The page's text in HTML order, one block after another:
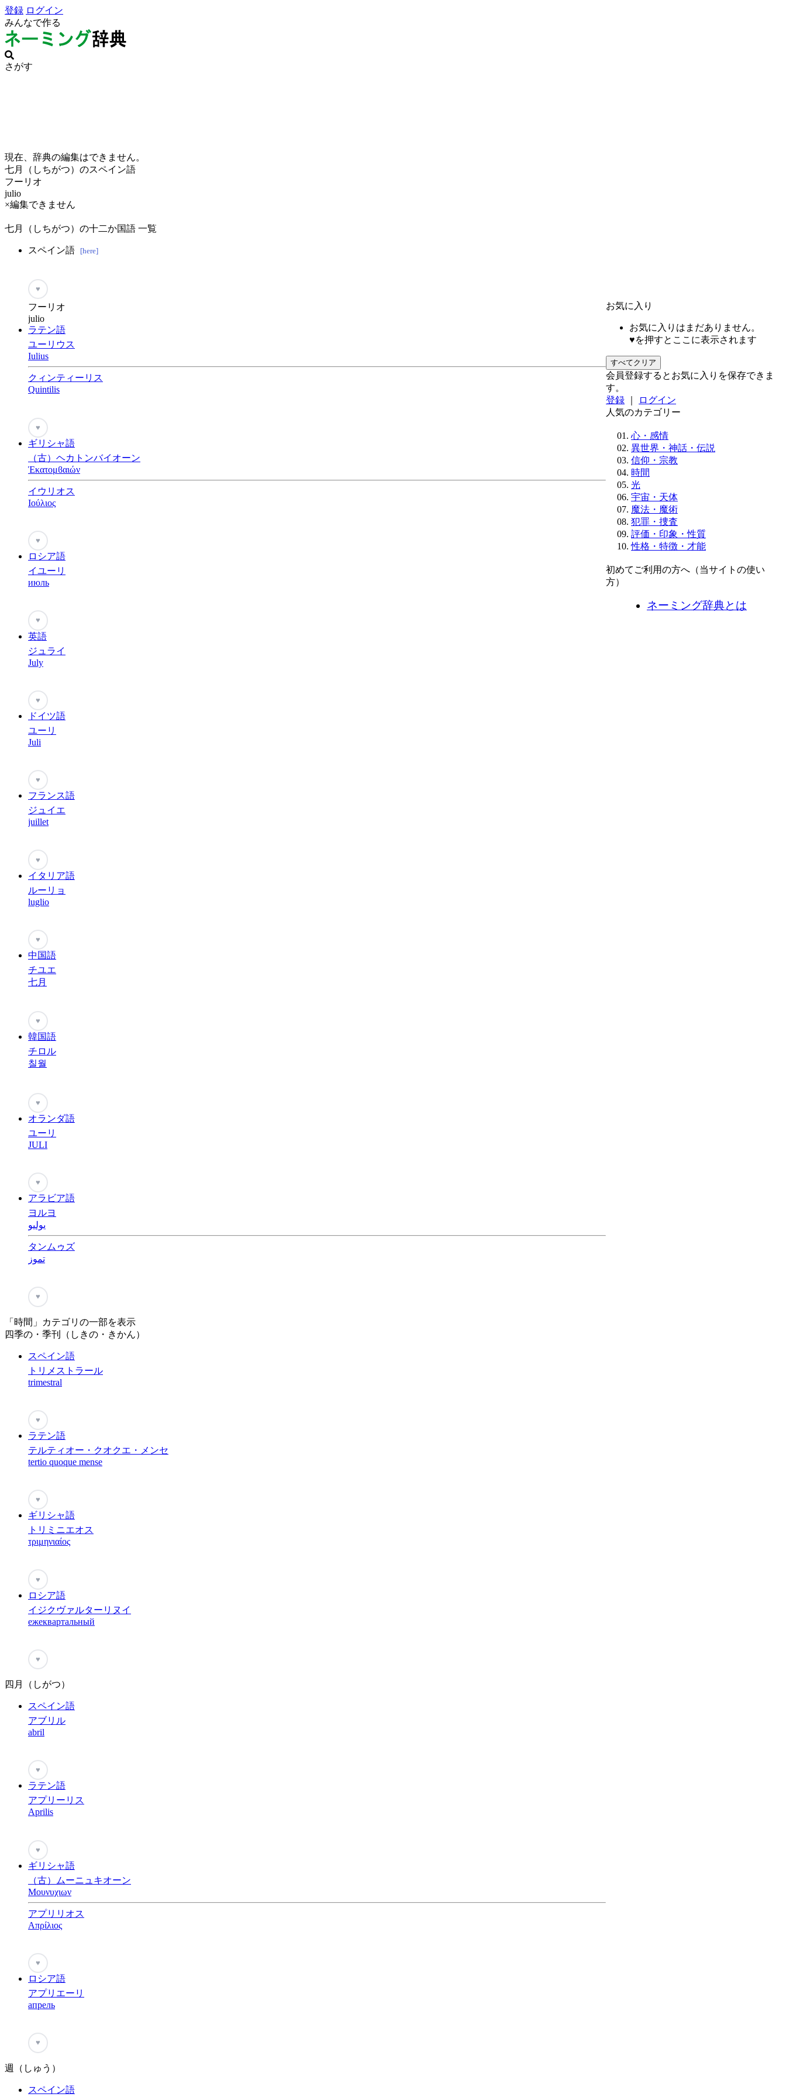
登録 ログイン
みんなで作る
さがす
現在、辞典の編集はできません。
七月（しちがつ）のスペイン語
フーリオ
julio
×編集できません
七月（しちがつ）の十二か国語 一覧
スペイン語 [here]
♥
フーリオ
julio
ラテン語
ユーリウス
Iulius
クィンティーリス
Quintilis
♥
ギリシャ語
（古）ヘカトンバイオーン
Ἑκατομϐαιών
イウリオス
Ιούλιος
♥
ロシア語
イユーリ
июль
♥
英語
ジュライ
July
♥
ドイツ語
ユーリ
Juli
♥
フランス語
ジュイエ
juillet
♥
イタリア語
ルーリョ
luglio
♥
中国語
チユエ
七月
♥
韓国語
チロル
칠월
♥
オランダ語
ユーリ
JULI
♥
アラビア語
ヨルヨ
يوليو
タンムゥズ
تموز
♥
「時間」カテゴリの一部を表示
四季の・季刊（しきの・きかん）
スペイン語
トリメストラール
trimestral
♥
ラテン語
テルティオー・クオクエ・メンセ
tertio quoque mense
♥
ギリシャ語
トリミニエオス
τριμηνιαίος
♥
ロシア語
イジクヴァルターリヌイ
ежеквартальный
♥
四月（しがつ）
スペイン語
アブリル
abril
♥
ラテン語
アプリーリス
Aprilis
♥
ギリシャ語
（古）ムーニュキオーン
Μουνυχιων
アプリリオス
Απρίλιος
♥
ロシア語
アプリエーリ
апрель
♥
週（しゅう）
スペイン語
お気に入り
お気に入りはまだありません。
♥を押すとここに表示されます
すべてクリア
会員登録するとお気に入りを保存できま
す。
登録
ログイン
人気のカテゴリー
心・感情
異世界・神話・伝説
信仰・宗教
時間
光
宇宙・天体
魔法・魔術
犯罪・捜査
評価・印象・性質
性格・特徴・才能
初めてご利用の方へ（当サイトの使い
方）
ネーミング辞典とは